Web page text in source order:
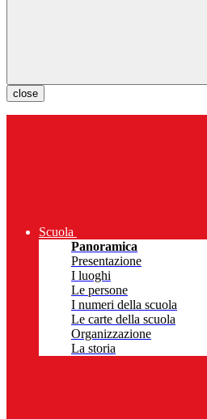
close
Scuola
Panoramica
Presentazione
I luoghi
Le persone
I numeri della scuola
Le carte della scuola
Organizzazione
La storia